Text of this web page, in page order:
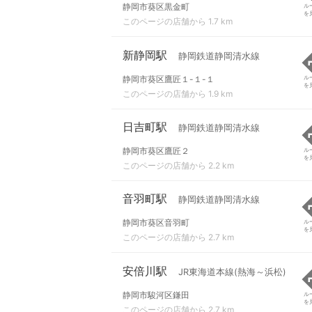
静岡市葵区黒金町
このページの店舗から 1.7 km
ル
を
新静岡駅 静岡鉄道静岡清水線
静岡市葵区鷹匠１-１-１
このページの店舗から 1.9 km
ル
を
日吉町駅 静岡鉄道静岡清水線
静岡市葵区鷹匠２
このページの店舗から 2.2 km
ル
を
音羽町駅 静岡鉄道静岡清水線
静岡市葵区音羽町
このページの店舗から 2.7 km
ル
を
安倍川駅 JR東海道本線(熱海～浜松)
静岡市駿河区鎌田
このページの店舗から 2.7 km
ル
を